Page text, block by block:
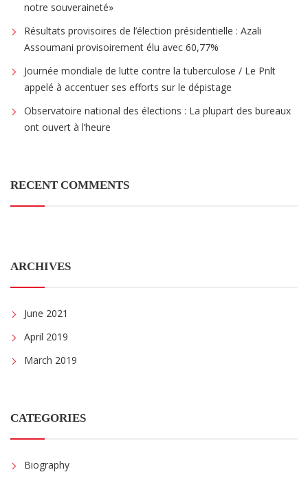
notre souveraineté»
Résultats provisoires de l’élection présidentielle : Azali
Assoumani provisoirement élu avec 60,77%
Journée mondiale de lutte contre la tuberculose / Le Pnlt
appelé à accentuer ses efforts sur le dépistage
Observatoire national des élections : La plupart des bureaux
ont ouvert à l’heure
RECENT COMMENTS
ARCHIVES
June 2021
April 2019
March 2019
CATEGORIES
Biography